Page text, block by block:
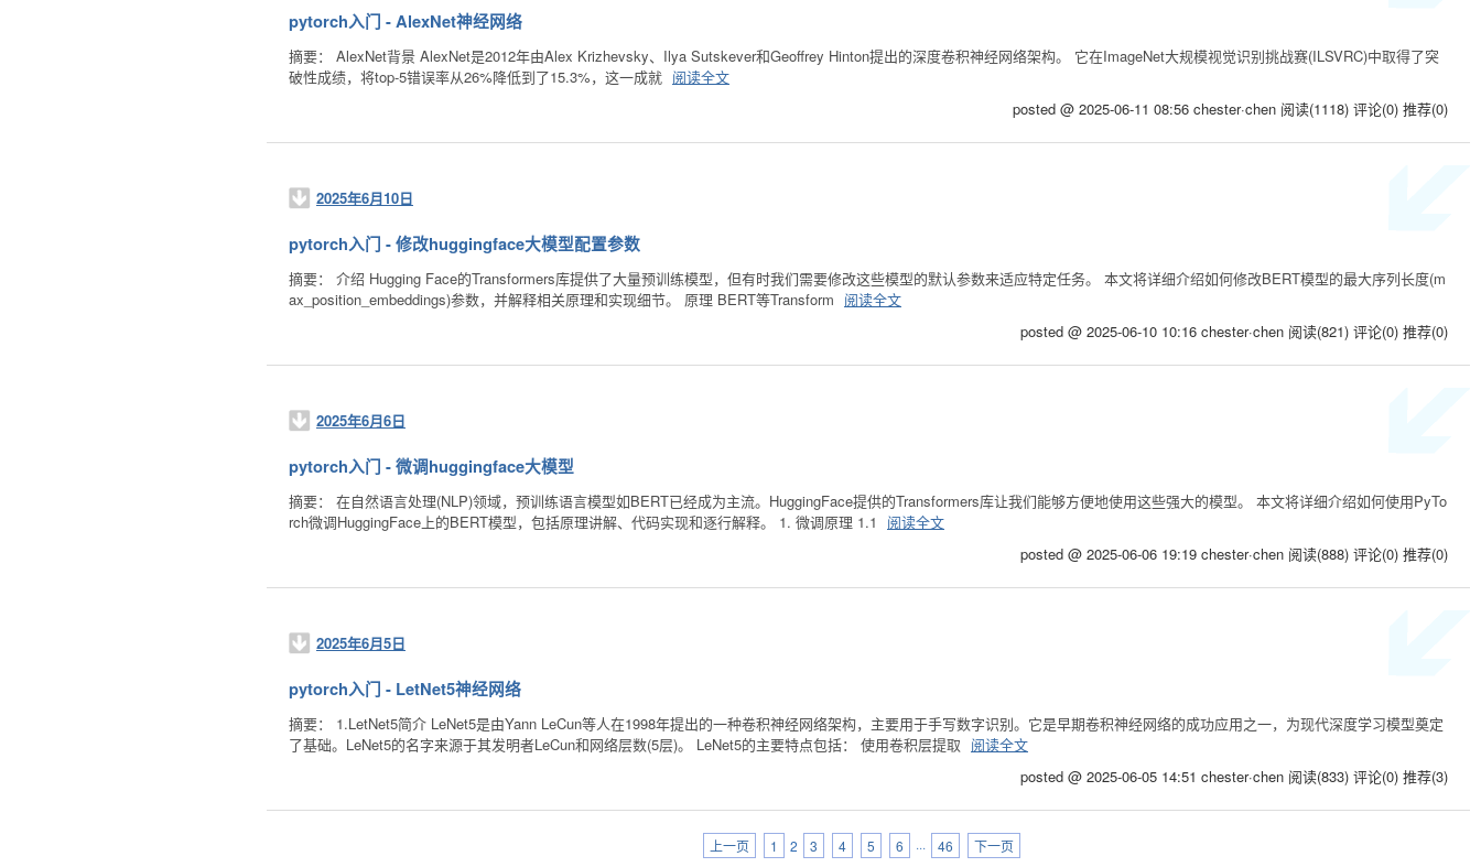
pytorch入门 - AlexNet神经网络
摘要： AlexNet背景 AlexNet是2012年由Alex Krizhevsky、Ilya Sutskever和Geoffrey Hinton提出的深度卷积神经网络架构。 它在ImageNet大规模视觉识别挑战赛(ILSVRC)中取得了突
破性成绩，将top-5错误率从26%降低到了15.3%，这一成就 阅读全文
posted @ 2025-06-11 08:56 chester·chen 阅读(1118) 评论(0) 推荐(0)
2025年6月10日
pytorch入门 - 修改huggingface大模型配置参数
摘要： 介绍 Hugging Face的Transformers库提供了大量预训练模型，但有时我们需要修改这些模型的默认参数来适应特定任务。 本文将详细介绍如何修改BERT模型的最大序列长度(m
ax_position_embeddings)参数，并解释相关原理和实现细节。 原理 BERT等Transform 阅读全文
posted @ 2025-06-10 10:16 chester·chen 阅读(821) 评论(0) 推荐(0)
2025年6月6日
pytorch入门 - 微调huggingface大模型
摘要： 在自然语言处理(NLP)领域，预训练语言模型如BERT已经成为主流。HuggingFace提供的Transformers库让我们能够方便地使用这些强大的模型。 本文将详细介绍如何使用PyTo
rch微调HuggingFace上的BERT模型，包括原理讲解、代码实现和逐行解释。 1. 微调原理 1.1
阅读全文
posted @ 2025-06-06 19:19 chester·chen 阅读(888) 评论(0) 推荐(0)
2025年6月5日
pytorch入门 - LetNet5神经网络
摘要： 1.LetNet5简介 LeNet5是由Yann LeCun等人在1998年提出的一种卷积神经网络架构，主要用于手写数字识别。它是早期卷积神经网络的成功应用之一，为现代深度学习模型奠定
了基础。LeNet5的名字来源于其发明者LeCun和网络层数(5层)。 LeNet5的主要特点包括： 使用卷积层提取 阅读全文
posted @ 2025-06-05 14:51 chester·chen 阅读(833) 评论(0) 推荐(3)
上一页 1 2 3 4 5 6 ··· 46 下一页